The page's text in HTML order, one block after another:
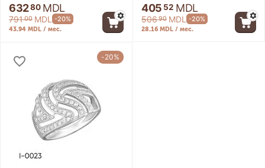
63280 MDL
79100 MDL -20%
43.94 MDL / мес.
405 52 MDL
50690 MDL -20%
28.16 MDL / мес.
-20%